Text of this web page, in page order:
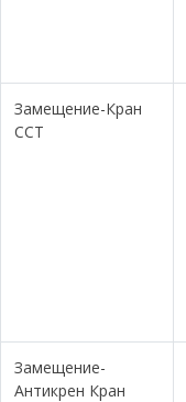
Замещение-Кран
ССТ
Замещение-
Антикрен Кран